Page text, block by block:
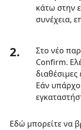
κάτω στην
συνέχεια,
2.
Στο νέο
Confirm.
Εάν
Εδώ μπορείτε να